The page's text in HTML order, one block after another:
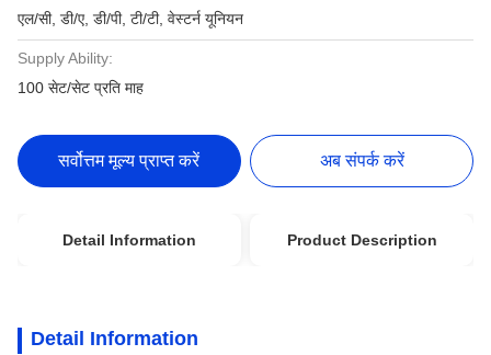
एल/सी, डी/ए, डी/पी, टी/टी, वेस्टर्न यूनियन
Supply Ability:
100 सेट/सेट प्रति माह
सर्वोत्तम मूल्य प्राप्त करें अब संपर्क करें
Detail Information Product Description
Detail Information